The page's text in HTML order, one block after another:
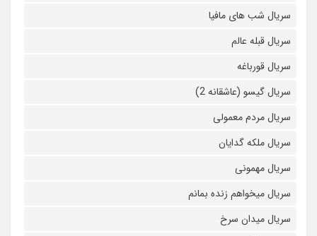
سریال شب های مافیا
سریال قبله عالم
سریال قورباغه
سریال گیسو (عاشقانه 2)
سریال مردم معمولی
سریال ملکه گدایان
سریال مهمونی
سریال میخواهم زنده بمانم
سریال میدان سرخ